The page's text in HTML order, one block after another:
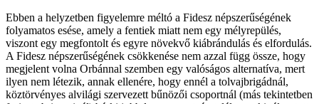
Ebben a helyzetben figyelemre méltó a Fidesz népszerűségének
folyamatos esése, amely a fentiek miatt nem egy mélyrepülés,
viszont egy megfontolt és egyre növekvő kiábrándulás és elfordulás.
A Fidesz népszerűségének csökkenése nem azzal függ össze, hogy
megjelent volna Orbánnal szemben egy valóságos alternatíva, mert
ilyen nem létezik, annak ellenére, hogy ennél a tolvajbrigádnál,
köztörvényes alvilági szervezett bűnözői csoportnál (más tekintetben